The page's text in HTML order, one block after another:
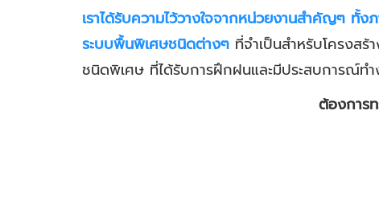
เราได้รับความไว้วางใจจากหน่วยงานสำคัญๆ ทั้
ระบบพื้นพิเศษชนิดต่างๆ ที่จำเป็นสำหรับโครงส
ชนิดพิเศษ ที่ได้รับการฝึกฝนและมีประสบการณ์ท
ต้องการ